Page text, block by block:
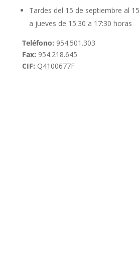
Tardes del 15 de septiembre al
a jueves de 15:30 a 17:30 horas
Teléfono: 954.501.303
Fax: 954.218.645
CIF: Q4100677F